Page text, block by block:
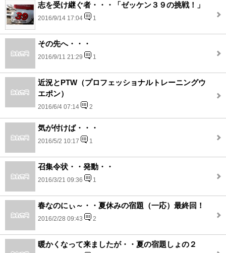
志を受け継ぐ者・・・「ゼッケン３９の挑戦！」
2016/9/14 17:04 1
その先へ・・・
2016/9/11 21:29 1
近況とPTW（プロフェッショナルトレーニングウ
エポン）
2016/6/4 07:14 2
気が付けば・・・
2016/5/2 10:17 1
召集令状・・発動・・
2016/3/21 09:36 1
春なのにぃ～・・夏休みの宿題（一応）最終回！
2016/2/28 09:43 2
暖かくなって来ましたが・・夏の宿題しょの２